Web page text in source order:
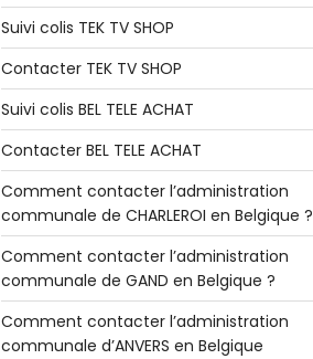
Suivi colis TEK TV SHOP
Contacter TEK TV SHOP
Suivi colis BEL TELE ACHAT
Contacter BEL TELE ACHAT
Comment contacter l’administration
communale de CHARLEROI en Belgique ?
Comment contacter l’administration
communale de GAND en Belgique ?
Comment contacter l’administration
communale d’ANVERS en Belgique